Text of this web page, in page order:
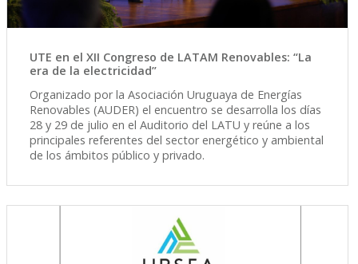
UTE en el XII Congreso de LATAM Renovables: “La
era de la electricidad”
Organizado por la Asociación Uruguaya de Energías
Renovables (AUDER) el encuentro se desarrolla los días
28 y 29 de julio en el Auditorio del LATU y reúne a los
principales referentes del sector energético y ambiental
de los ámbitos público y privado.